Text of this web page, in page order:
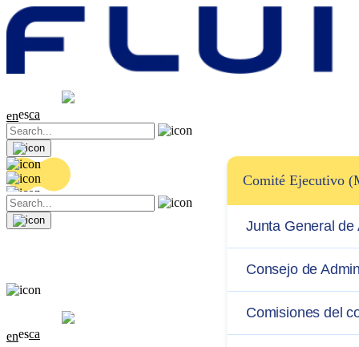
0.41 (+2.07%)
enesca
0.41 (+2.07%)
enesca
Comité Ejecutivo
Junta General de
Consejo de
Comisiones del